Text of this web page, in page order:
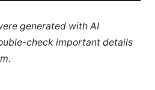
generated with AI
check important details